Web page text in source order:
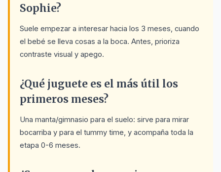
Sophie?
Suele empezar a interesar hacia los 3 meses, cuando
el bebé se lleva cosas a la boca. Antes, prioriza
contraste visual y apego.
¿Qué juguete es el más útil los
primeros meses?
Una manta/gimnasio para el suelo: sirve para mirar
bocarriba y para el tummy time, y acompaña toda la
etapa 0-6 meses.